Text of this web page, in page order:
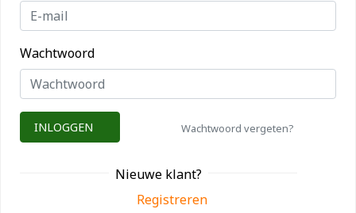
Wachtwoord
INLOGGEN Wachtwoord vergeten?
Nieuwe klant?
Registreren